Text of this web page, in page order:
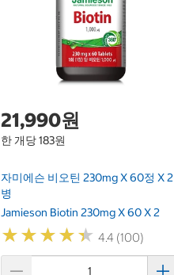
21,990원
한 개당 183원
자미에슨 비오틴 230mg X 60정 X 2
병
Jamieson Biotin 230mg X 60 X 2
★★★★★
★★★★★ 4.4 (100)